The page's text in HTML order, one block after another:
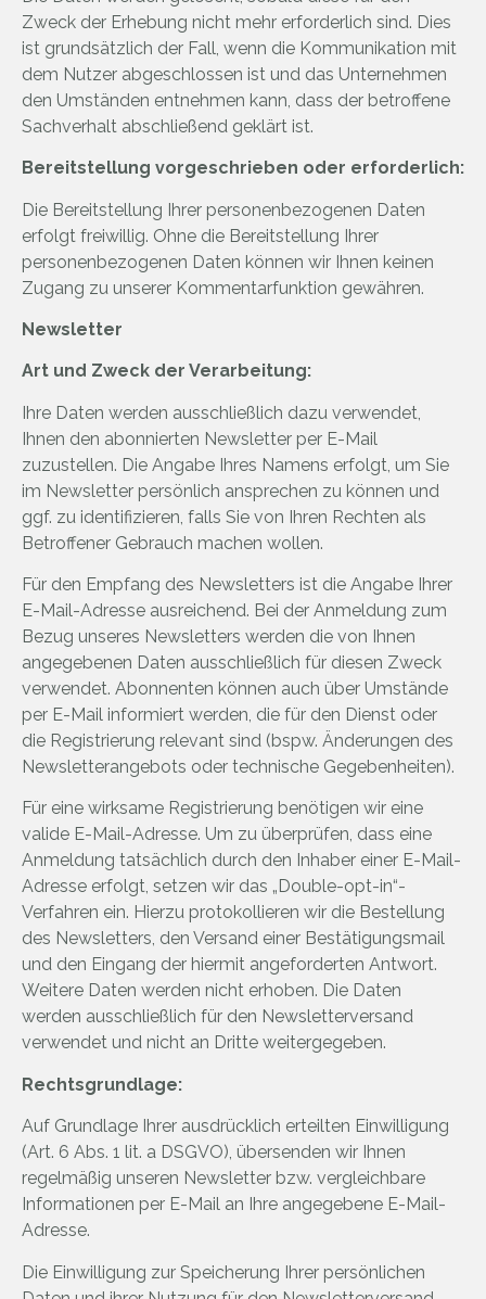
Zweck der Erhebung nicht mehr erforderlich sind. Dies
ist grundsätzlich der Fall, wenn die Kommunikation mit
dem Nutzer abgeschlossen ist und das Unternehmen
den Umständen entnehmen kann, dass der betroffene
Sachverhalt abschließend geklärt ist.
Bereitstellung vorgeschrieben oder erforderlich:
Die Bereitstellung Ihrer personenbezogenen Daten
erfolgt freiwillig. Ohne die Bereitstellung Ihrer
personenbezogenen Daten können wir Ihnen keinen
Zugang zu unserer Kommentarfunktion gewähren.
Newsletter
Art und Zweck der Verarbeitung:
Ihre Daten werden ausschließlich dazu verwendet,
Ihnen den abonnierten Newsletter per E-Mail
zuzustellen. Die Angabe Ihres Namens erfolgt, um Sie
im Newsletter persönlich ansprechen zu können und
ggf. zu identifizieren, falls Sie von Ihren Rechten als
Betroffener Gebrauch machen wollen.
Für den Empfang des Newsletters ist die Angabe Ihrer
E-Mail-Adresse ausreichend. Bei der Anmeldung zum
Bezug unseres Newsletters werden die von Ihnen
angegebenen Daten ausschließlich für diesen Zweck
verwendet. Abonnenten können auch über Umstände
per E-Mail informiert werden, die für den Dienst oder
die Registrierung relevant sind (bspw. Änderungen des
Newsletterangebots oder technische Gegebenheiten).
Für eine wirksame Registrierung benötigen wir eine
valide E-Mail-Adresse. Um zu überprüfen, dass eine
Anmeldung tatsächlich durch den Inhaber einer E-Mail-
Adresse erfolgt, setzen wir das „Double-opt-in“-
Verfahren ein. Hierzu protokollieren wir die Bestellung
des Newsletters, den Versand einer Bestätigungsmail
und den Eingang der hiermit angeforderten Antwort.
Weitere Daten werden nicht erhoben. Die Daten
werden ausschließlich für den Newsletterversand
verwendet und nicht an Dritte weitergegeben.
Rechtsgrundlage:
Auf Grundlage Ihrer ausdrücklich erteilten Einwilligung
(Art. 6 Abs. 1 lit. a DSGVO), übersenden wir Ihnen
regelmäßig unseren Newsletter bzw. vergleichbare
Informationen per E-Mail an Ihre angegebene E-Mail-
Adresse.
Die Einwilligung zur Speicherung Ihrer persönlichen